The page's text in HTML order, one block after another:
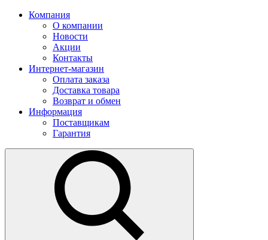
Компания
О компании
Новости
Акции
Контакты
Интернет-магазин
Оплата заказа
Доставка товара
Возврат и обмен
Информация
Поставщикам
Гарантия